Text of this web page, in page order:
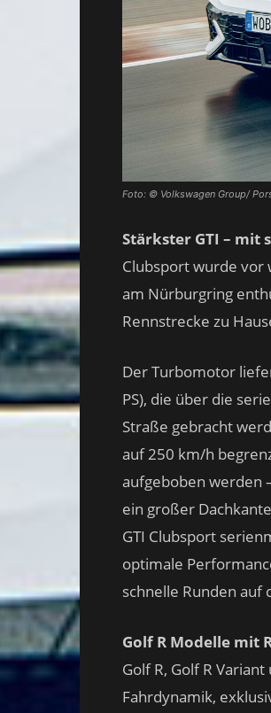
Foto: © Volkswagen Group/
Stärkster GTI – mit
Clubsport wurde vor
am Nürburgring
Rennstrecke zu
Der Turbomotor
PS), die über die
Straße gebracht
auf 250 km/h
aufgeboben werden
ein großer
GTI Clubsport
optimale
schnelle Runden
Golf R Modelle mit
Golf R, Golf R
Fahrdynamik,